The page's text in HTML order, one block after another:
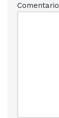
Comentario